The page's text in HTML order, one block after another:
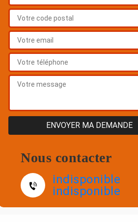
Nous contacter
indisponible
indisponible